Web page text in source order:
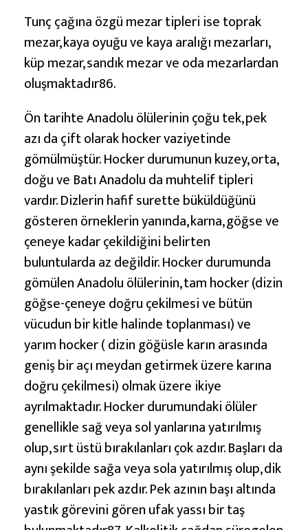
Tunç çağına özgü mezar tipleri ise toprak
mezar, kaya oyuğu ve kaya aralığı mezarları,
küp mezar, sandık mezar ve oda mezarlardan
oluşmaktadır86.
Ön tarihte Anadolu ölülerinin çoğu tek, pek
azı da çift olarak hocker vaziyetinde
gömülmüştür. Hocker durumunun kuzey, orta,
doğu ve Batı Anadolu da muhtelif tipleri
vardır. Dizlerin hafif surette büküldüğünü
gösteren örneklerin yanında, karna, göğse ve
çeneye kadar çekildiğini belirten
buluntularda az değildir. Hocker durumunda
gömülen Anadolu ölülerinin, tam hocker (dizin
göğse-çeneye doğru çekilmesi ve bütün
vücudun bir kitle halinde toplanması) ve
yarım hocker ( dizin göğüsle karın arasında
geniş bir açı meydan getirmek üzere karına
doğru çekilmesi) olmak üzere ikiye
ayrılmaktadır. Hocker durumundaki ölüler
genellikle sağ veya sol yanlarına yatırılmış
olup, sırt üstü bırakılanları çok azdır. Başları da
aynı şekilde sağa veya sola yatırılmış olup, dik
bırakılanları pek azdır. Pek azının başı altında
yastık görevini gören ufak yassı bir taş